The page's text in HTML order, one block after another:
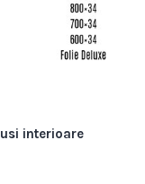
usi interioare